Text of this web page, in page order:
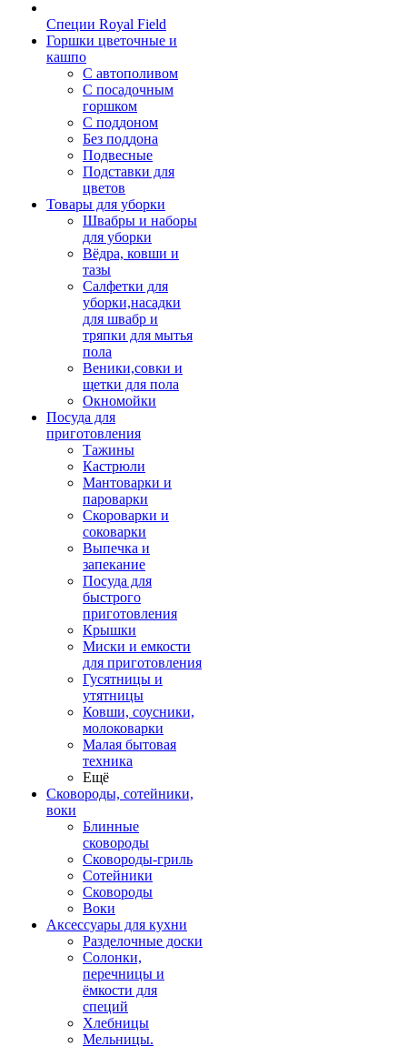
Специи Royal Field
Горшки цветочные и
кашпо
С автополивом
С посадочным
горшком
С поддоном
Без поддона
Подвесные
Подставки для
цветов
Товары для уборки
Швабры и наборы
для уборки
Вёдра, ковши и
тазы
Салфетки для
уборки,насадки
для швабр и
тряпки для мытья
пола
Веники,совки и
щетки для пола
Окномойки
Посуда для
приготовления
Тажины
Кастрюли
Мантоварки и
пароварки
Скороварки и
соковарки
Выпечка и
запекание
Посуда для
быстрого
приготовления
Крышки
Миски и емкости
для приготовления
Гусятницы и
утятницы
Ковши, соусники,
молоковарки
Малая бытовая
техника
Ещё
Сковороды, сотейники,
воки
Блинные
сковороды
Сковороды-гриль
Сотейники
Сковороды
Воки
Аксессуары для кухни
Разделочные доски
Солонки,
перечницы и
ёмкости для
специй
Хлебницы
Мельницы.